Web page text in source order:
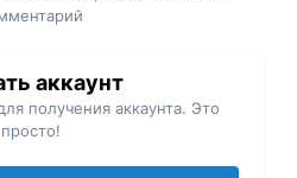
аккаунт
получения аккаунта. Это
просто!